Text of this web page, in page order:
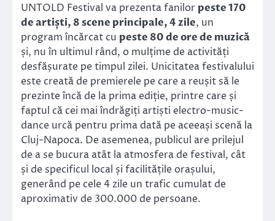
UNTOLD Festival va prezenta fanilor peste 170
de artiști, 8 scene principale, 4 zile, un
program încărcat cu peste 80 de ore de muzică
și, nu în ultimul rând, o mulțime de activități
desfășurate pe timpul zilei. Unicitatea festivalului
este creată de premierele pe care a reușit să le
prezinte încă de la prima ediție, printre care și
faptul că cei mai îndrăgiți artiști electro-music-
dance urcă pentru prima dată pe aceeași scenă la
Cluj-Napoca. De asemenea, publicul are prilejul
de a se bucura atât la atmosfera de festival, cât
și de specificul local și facilitățile orașului,
generând pe cele 4 zile un trafic cumulat de
aproximativ de 300.000 de persoane.